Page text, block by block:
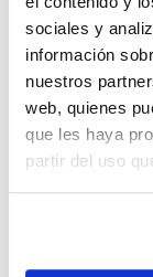
sociales y
información
nuestros
web, quienes
que les haya
partir del uso
5